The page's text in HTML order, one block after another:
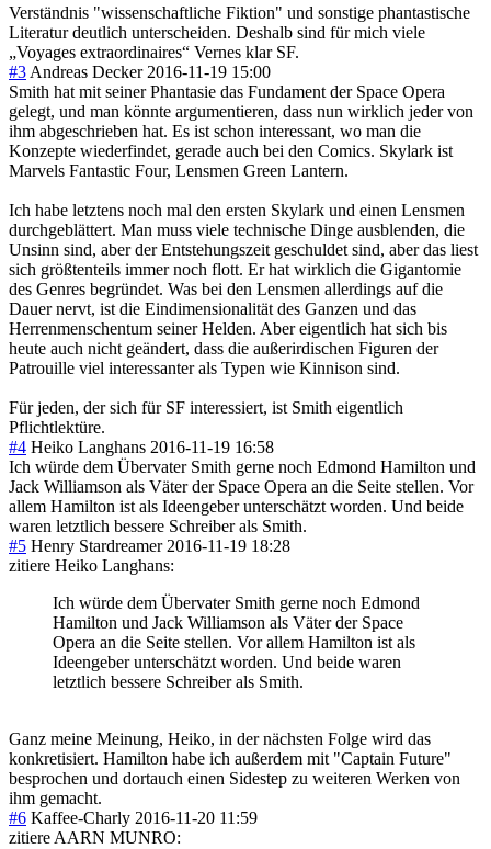
Verständnis "wissenschaftliche Fiktion" und sonstige phantastische
Literatur deutlich unterscheiden. Deshalb sind für mich viele
„Voyages extraordinaires“ Vernes klar SF.
#3Andreas Decker 2016-11-19 15:00
Smith hat mit seiner Phantasie das Fundament der Space Opera
gelegt, und man könnte argumentieren, dass nun wirklich jeder von
ihm abgeschrieben hat. Es ist schon interessant, wo man die
Konzepte wiederfindet, gerade auch bei den Comics. Skylark ist
Marvels Fantastic Four, Lensmen Green Lantern.
Ich habe letztens noch mal den ersten Skylark und einen Lensmen
durchgeblättert. Man muss viele technische Dinge ausblenden, die
Unsinn sind, aber der Entstehungszeit geschuldet sind, aber das liest
sich größtenteils immer noch flott. Er hat wirklich die Gigantomie
des Genres begründet. Was bei den Lensmen allerdings auf die
Dauer nervt, ist die Eindimensionalität des Ganzen und das
Herrenmenschentum seiner Helden. Aber eigentlich hat sich bis
heute auch nicht geändert, dass die außerirdischen Figuren der
Patrouille viel interessanter als Typen wie Kinnison sind.
Für jeden, der sich für SF interessiert, ist Smith eigentlich
Pflichtlektüre.
#4 Heiko Langhans 2016-11-19 16:58
Ich würde dem Übervater Smith gerne noch Edmond Hamilton und
Jack Williamson als Väter der Space Opera an die Seite stellen. Vor
allem Hamilton ist als Ideengeber unterschätzt worden. Und beide
waren letztlich bessere Schreiber als Smith.
#5 Henry Stardreamer 2016-11-19 18:28
zitiere Heiko Langhans:
Ich würde dem Übervater Smith gerne noch Edmond
Hamilton und Jack Williamson als Väter der Space
Opera an die Seite stellen. Vor allem Hamilton ist als
Ideengeber unterschätzt worden. Und beide waren
letztlich bessere Schreiber als Smith.
Ganz meine Meinung, Heiko, in der nächsten Folge wird das
konkretisiert. Hamilton habe ich außerdem mit "Captain Future"
besprochen und dortauch einen Sidestep zu weiteren Werken von
ihm gemacht.
#6 Kaffee-Charly 2016-11-20 11:59
zitiere AARN MUNRO: